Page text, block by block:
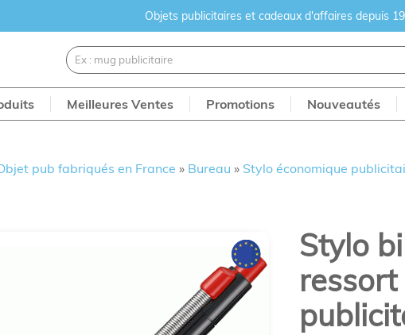
Objets publicitaires et cadeaux d'affaires depuis
Meilleures Ventes Promotions Nouveautés
pub fabriqués en France » Bureau » Stylo économique
Stylo